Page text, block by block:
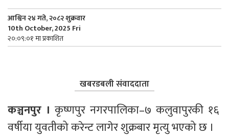
आश्विन २४ गते, २०८२ शुक्रवार
10th October, 2025 Fri
२०:०९:०१ मा प्रकाशित
खबरडबली संवाददाता
कञ्चनपुर । कृष्णपुर नगरपालिका–७ कलुवापुरकी १६
वर्षीया युवतीको करेन्ट लागेर शुक्रबार मृत्यु भएको छ ।